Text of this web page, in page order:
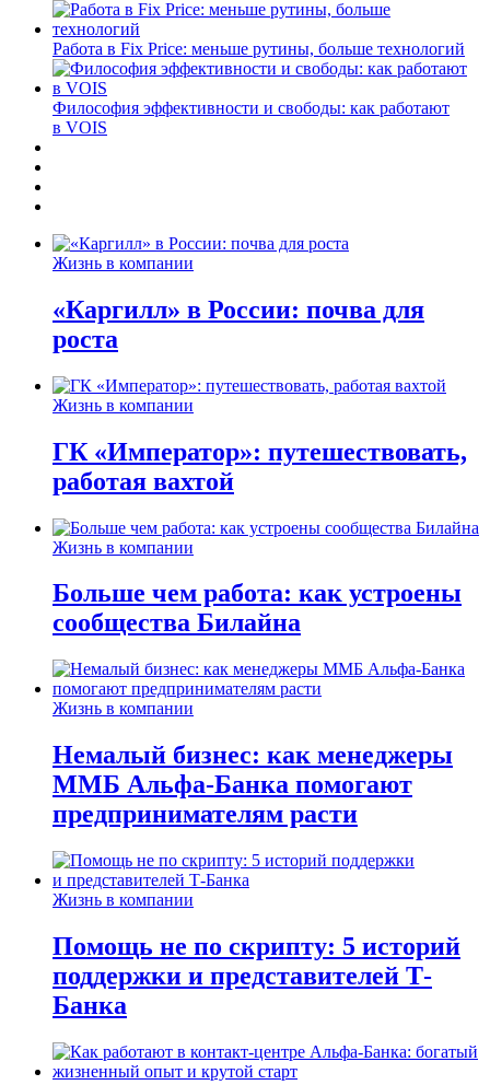
Работа в Fix Price: меньше рутины, больше технологий
Философия эффективности и свободы: как работают
в VOIS
Жизнь в компании
«Каргилл» в России: почва для
роста
Жизнь в компании
ГК «Император»: путешествовать,
работая вахтой
Жизнь в компании
Больше чем работа: как устроены
сообщества Билайна
Жизнь в компании
Немалый бизнес: как менеджеры
ММБ Альфа-Банка помогают
предпринимателям расти
Жизнь в компании
Помощь не по скрипту: 5 историй
поддержки и представителей Т-
Банка